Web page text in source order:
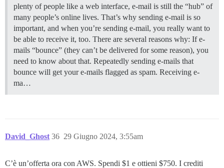
plenty of people like a web interface, e-mail is still the “hub” of
many people’s online lives. That’s why sending e-mail is so
important, and when you’re sending e-mail, you really want to
be able to receive it, too. There are several reasons why: If e-
mails “bounce” (they can’t be delivered for some reason), you
need to know about that. Repeatedly sending e-mails that
bounce will get your e-mails flagged as spam. Receiving e-
ma…
David_Ghost 29 Giugno 2024, 3:55am
36
C’è un’offerta ora con AWS. Spendi $1 e ottieni $750. I crediti